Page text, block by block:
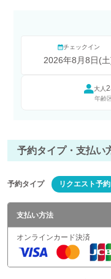
チェックイン
2026年8月8日(
大人
年齢
予約タイプ・支払い
予約タイプ リクエスト予約
支払い方法
オンラインカード決済